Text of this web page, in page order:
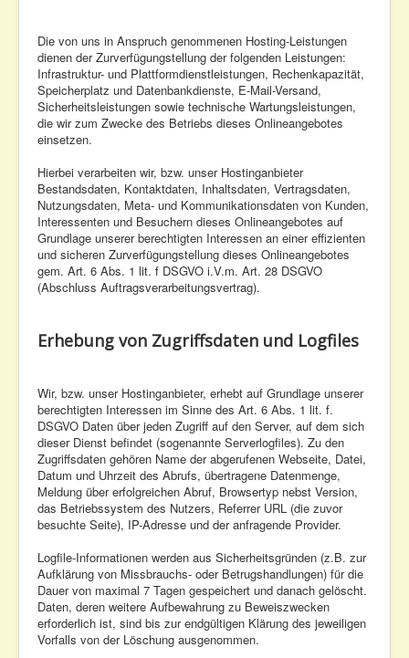
Die von uns in Anspruch genommenen Hosting-Leistungen
dienen der Zurverfügungstellung der folgenden Leistungen:
Infrastruktur- und Plattformdienstleistungen, Rechenkapazität,
Speicherplatz und Datenbankdienste, E-Mail-Versand,
Sicherheitsleistungen sowie technische Wartungsleistungen,
die wir zum Zwecke des Betriebs dieses Onlineangebotes
einsetzen.
Hierbei verarbeiten wir, bzw. unser Hostinganbieter
Bestandsdaten, Kontaktdaten, Inhaltsdaten, Vertragsdaten,
Nutzungsdaten, Meta- und Kommunikationsdaten von Kunden,
Interessenten und Besuchern dieses Onlineangebotes auf
Grundlage unserer berechtigten Interessen an einer effizienten
und sicheren Zurverfügungstellung dieses Onlineangebotes
gem. Art. 6 Abs. 1 lit. f DSGVO i.V.m. Art. 28 DSGVO
(Abschluss Auftragsverarbeitungsvertrag).
Erhebung von Zugriffsdaten und Logfiles
Wir, bzw. unser Hostinganbieter, erhebt auf Grundlage unserer
berechtigten Interessen im Sinne des Art. 6 Abs. 1 lit. f.
DSGVO Daten über jeden Zugriff auf den Server, auf dem sich
dieser Dienst befindet (sogenannte Serverlogfiles). Zu den
Zugriffsdaten gehören Name der abgerufenen Webseite, Datei,
Datum und Uhrzeit des Abrufs, übertragene Datenmenge,
Meldung über erfolgreichen Abruf, Browsertyp nebst Version,
das Betriebssystem des Nutzers, Referrer URL (die zuvor
besuchte Seite), IP-Adresse und der anfragende Provider.
Logfile-Informationen werden aus Sicherheitsgründen (z.B. zur
Aufklärung von Missbrauchs- oder Betrugshandlungen) für die
Dauer von maximal 7 Tagen gespeichert und danach gelöscht.
Daten, deren weitere Aufbewahrung zu Beweiszwecken
erforderlich ist, sind bis zur endgültigen Klärung des jeweiligen
Vorfalls von der Löschung ausgenommen.